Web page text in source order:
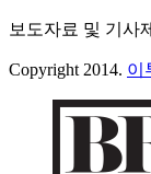
보도자료 및 기사
Copyright 2014. 이